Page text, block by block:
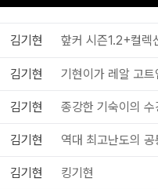
김기현 핲커 시즌1.2+컬렉
김기현 기현이가 레알 고트
김기현 종강한 기숙이의 수
김기현
김기현 킹기현